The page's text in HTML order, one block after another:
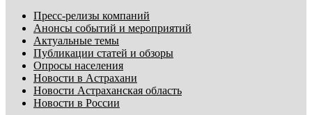
Пресс-релизы компаний
Анонсы событий и мероприятий
Актуальные темы
Публикации статей и обзоры
Опросы населения
Новости в Астрахани
Новости Астраханская область
Новости в России